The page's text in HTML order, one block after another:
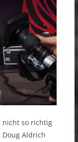
so richtig
Aldrich